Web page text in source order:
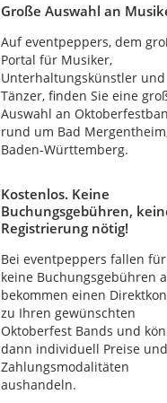
Große Auswahl an
Auf eventpeppers, dem
Portal für Musiker,
Unterhaltungskünstler und
Tänzer, finden Sie eine
Auswahl an
rund um Bad
Baden-Württemberg.
Kostenlos. Keine
Buchungsgebühren,
Registrierung nötig!
Bei eventpeppers fallen
keine Buchungsgebühren
bekommen einen
zu Ihren gewünschten
Oktoberfest Bands und
dann individuell Preise und
Zahlungsmodalitäten
aushandeln.